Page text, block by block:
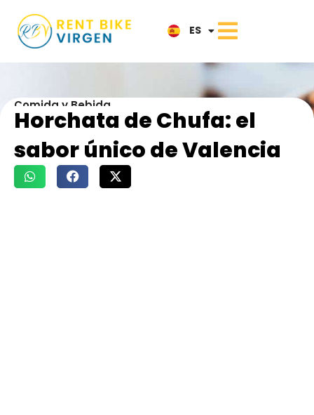
ES
NL
Comida y Bebida
Horchata de Chufa: el
sabor único de Valencia